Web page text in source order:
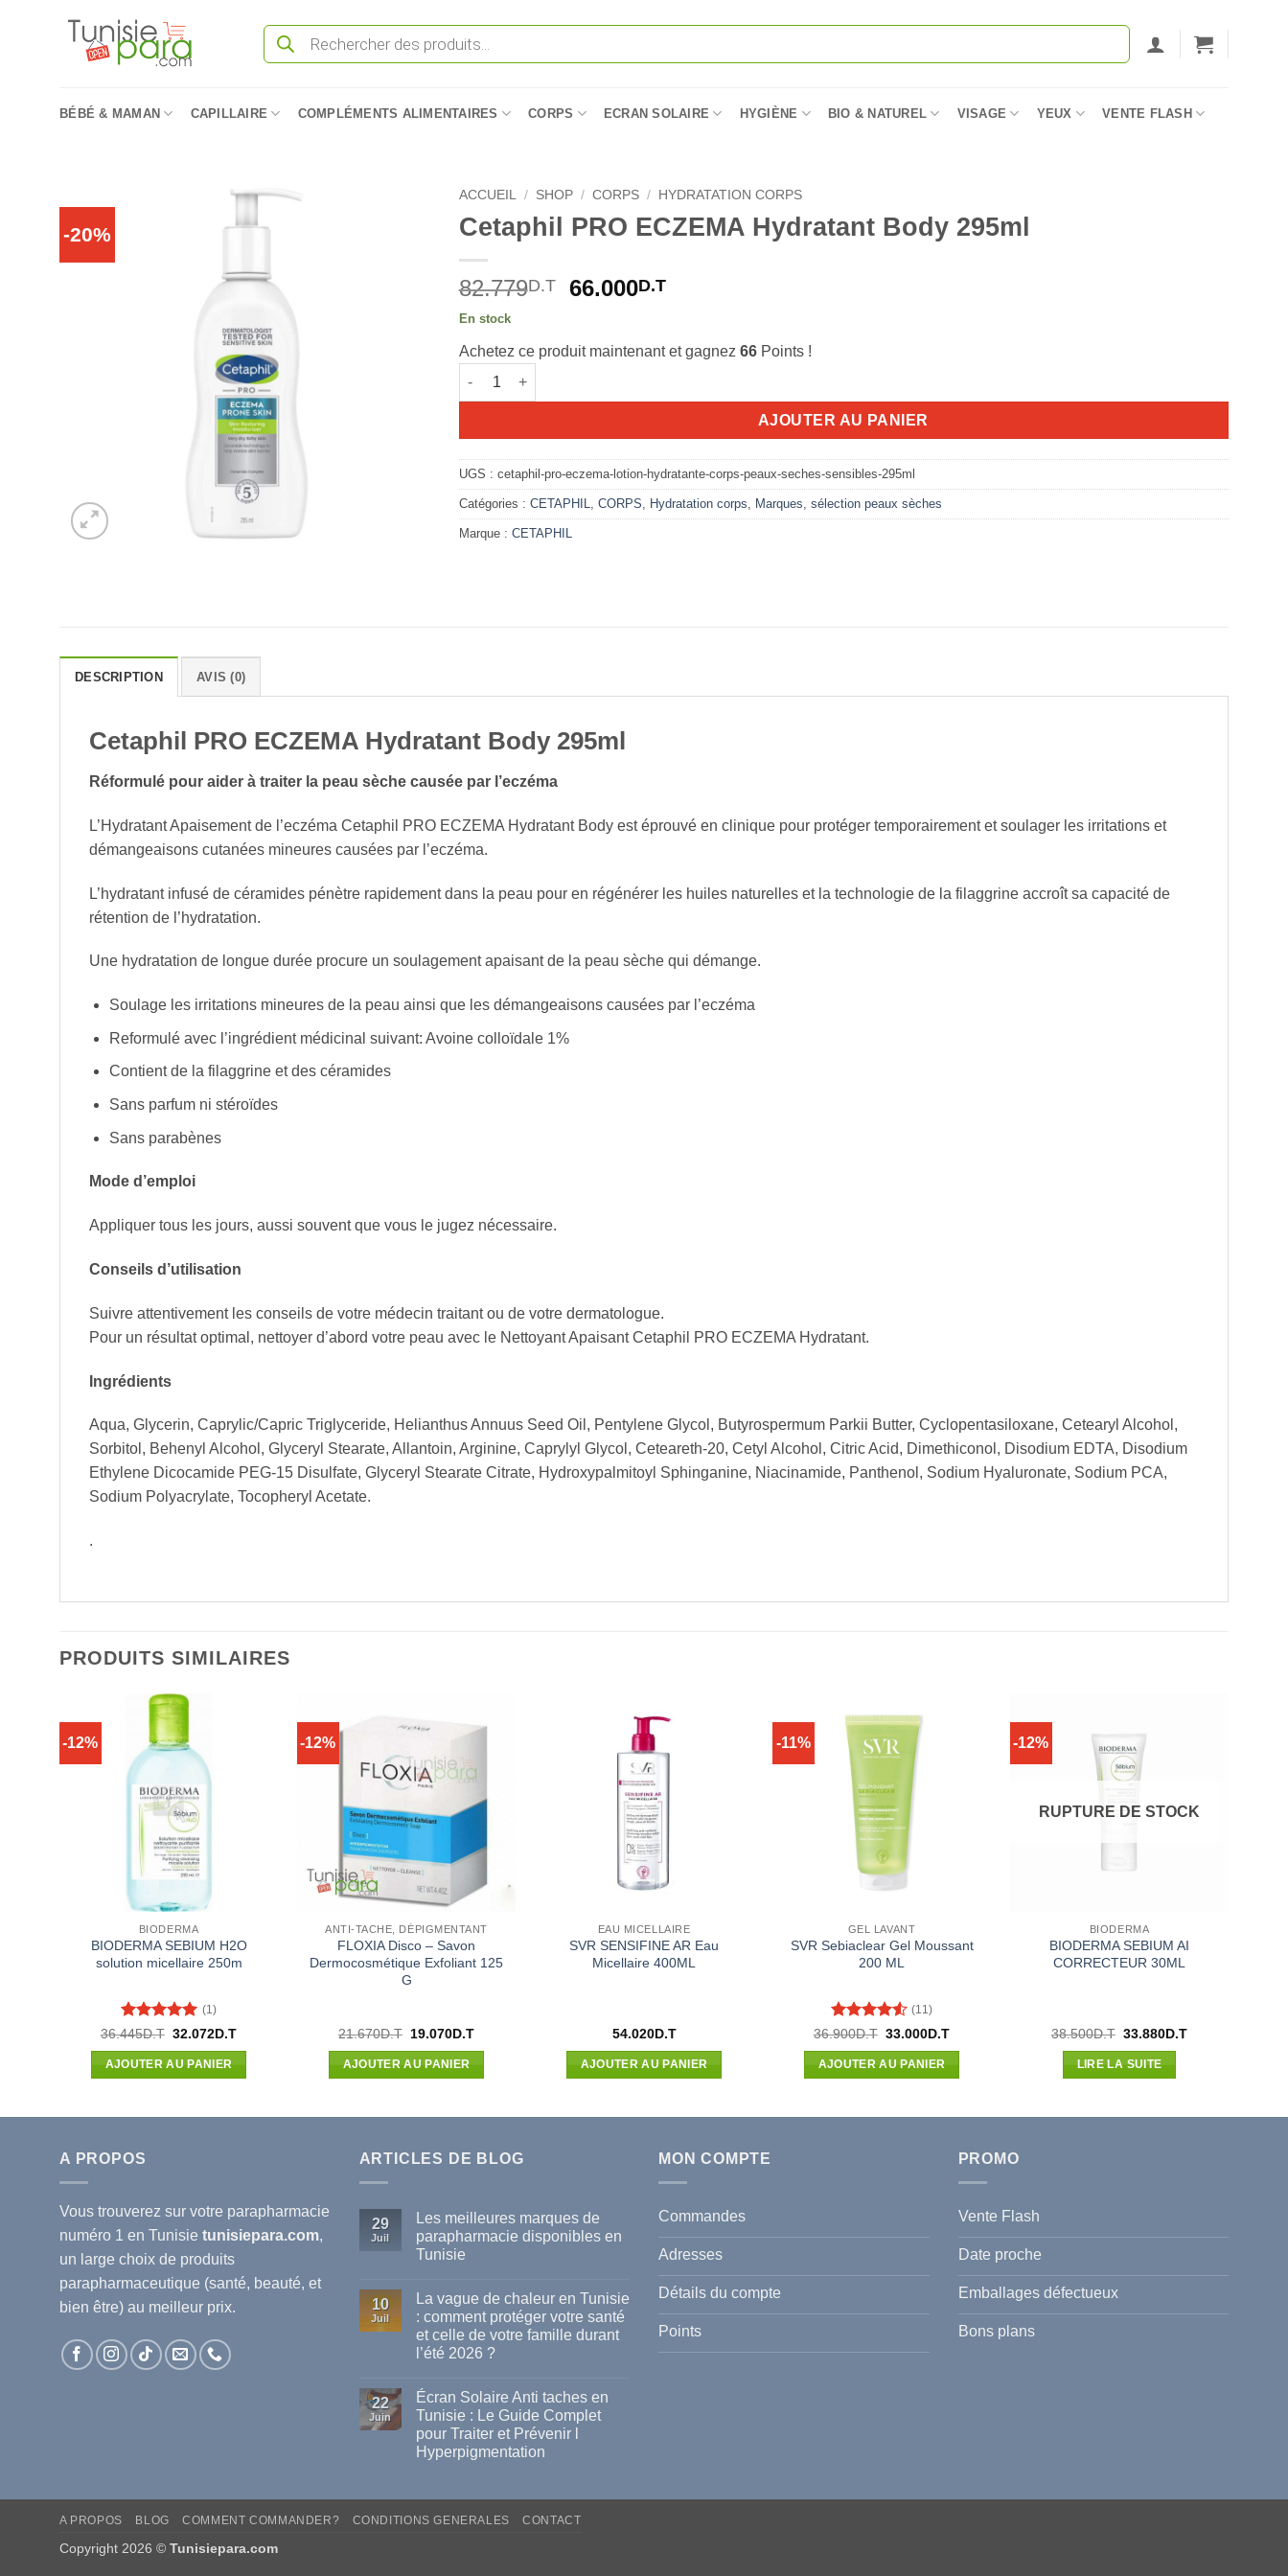
Recherche
produits
BÉBÉ & MAMAN CAPILLAIRE COMPLÉMENTS ALIMENTAIRES CORPS ECRAN SOLAIRE HYGIÈNE BIO & NATUREL VISAGE YEUX VENTE FLASH
-20%
ACCUEIL / SHOP / CORPS / HYDRATATION CORPS
Cetaphil PRO ECZEMA Hydratant Body 295ml
82.779D.T
Le
était :
66.000D.TLe
est :
En stock
Achetez ce produit maintenant et gagnez 66Points !
quantité de Cetaphil PRO ECZEMA Hydratant Body 295ml
AJOUTER AU PANIER
UGS : cetaphil-pro-eczema-lotion-hydratante-corps-peaux-seches-sensibles-295ml
Catégories : CETAPHIL CORPS Hydratation corps Marques sélection peaux sèches
Marque : CETAPHIL
DESCRIPTION AVIS (0)
Cetaphil PRO ECZEMA Hydratant Body 295ml
Réformulé pour aider à traiter la peau sèche causée par l’eczéma
L’Hydratant Apaisement de l’eczéma Cetaphil PRO ECZEMA Hydratant Body est éprouvé en clinique pour protéger temporairement et soulager les irritations et
démangeaisons cutanées mineures causées par l’eczéma.
L’hydratant infusé de céramides pénètre rapidement dans la peau pour en régénérer les huiles naturelles et la technologie de la filaggrine accroît sa capacité de
rétention de l’hydratation.
Une hydratation de longue durée procure un soulagement apaisant de la peau sèche qui démange.
Soulage les irritations mineures de la peau ainsi que les démangeaisons causées par l’eczéma
Reformulé avec l’ingrédient médicinal suivant: Avoine colloïdale 1%
Contient de la filaggrine et des céramides
Sans parfum ni stéroïdes
Sans parabènes
Mode d’emploi
Appliquer tous les jours, aussi souvent que vous le jugez nécessaire.
Conseils d’utilisation
Suivre attentivement les conseils de votre médecin traitant ou de votre dermatologue.
Pour un résultat optimal, nettoyer d’abord votre peau avec le Nettoyant Apaisant Cetaphil PRO ECZEMA Hydratant.
Ingrédients
Aqua, Glycerin, Caprylic/Capric Triglyceride, Helianthus Annuus Seed Oil, Pentylene Glycol, Butyrospermum Parkii Butter, Cyclopentasiloxane, Cetearyl Alcohol,
Sorbitol, Behenyl Alcohol, Glyceryl Stearate, Allantoin, Arginine, Caprylyl Glycol, Ceteareth-20, Cetyl Alcohol, Citric Acid, Dimethiconol, Disodium EDTA, Disodium
Ethylene Dicocamide PEG-15 Disulfate, Glyceryl Stearate Citrate, Hydroxypalmitoyl Sphinganine, Niacinamide, Panthenol, Sodium Hyaluronate, Sodium PCA,
Sodium Polyacrylate, Tocopheryl Acetate.
.
PRODUITS SIMILAIRES
-12%
BIODERMA
BIODERMA SEBIUM H2O
solution micellaire 250m
Note5 sur
(1)
36.445D.T Le
initial
était :
32.072D.TLe
AJOUTER AU PANIER
-12%
ANTI-TACHE, DÉPIGMENTANT
FLOXIA Disco – Savon
Dermocosmétique Exfoliant 125
G
21.670D.T Le
initial
était :
19.070D.TLe
AJOUTER AU PANIER
EAU MICELLAIRE
SVR SENSIFINE AR Eau
Micellaire 400ML
54.020D.T
AJOUTER AU PANIER
-11%
GEL LAVANT
SVR Sebiaclear Gel Moussant
200 ML
Note4.55
(11)
36.900D.T Le
initial
était :
33.000D.TLe
AJOUTER AU PANIER
-12%
RUPTURE DE STOCK
BIODERMA
BIODERMA SEBIUM AI
CORRECTEUR 30ML
38.500D.T Le
initial
était :
33.880D.TLe
LIRE LA SUITE
A PROPOS
Vous trouverez sur votre parapharmacie
numéro 1 en Tunisie tunisiepara.com,
un large choix de produits
parapharmaceutique (santé, beauté, et
bien être) au meilleur prix.
ARTICLES DE BLOG
29
Juil
Les meilleures marques de
parapharmacie disponibles en
Tunisie
sur
meilleures
marques
de
parapharmacie
Tunisie
10
Juil
La vague de chaleur en Tunisie
: comment protéger votre santé
et celle de votre famille durant
l’été 2026 ?
sur
La
vague
de
chaleur
en
votre
22
Juin
Écran Solaire Anti taches en
Tunisie : Le Guide Complet
pour Traiter et Prévenir l
Hyperpigmentation
Solaire
MON COMPTE
Commandes
Adresses
Détails du compte
Points
PROMO
Vente Flash
Date proche
Emballages défectueux
Bons plans
A PROPOS BLOG COMMENT COMMANDER? CONDITIONS GENERALES CONTACT
Copyright 2026 © Tunisiepara.com